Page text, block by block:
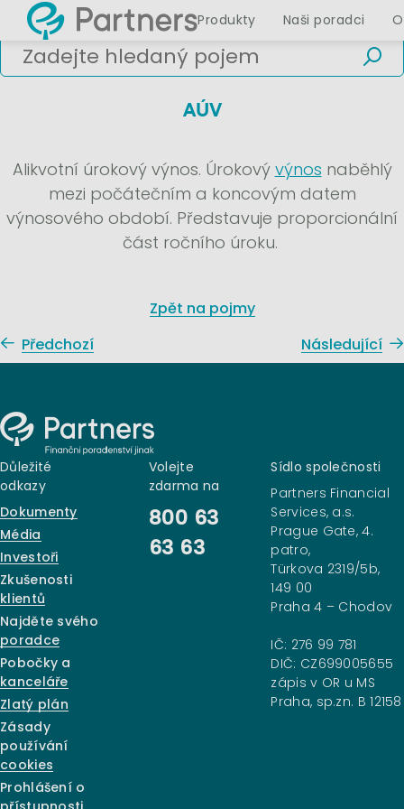
Produkty Naši poradci
AÚV
Alikvotní úrokový výnos. Úrokový výnos naběhlý
mezi počátečním a koncovým datem
výnosového období. Představuje proporcionální
část ročního úroku.
Zpět na pojmy
Předchozí
Následující
Důležité
odkazy
Dokumenty
Média
Investoři
Zkušenosti
klientů
Najděte svého
poradce
Pobočky a
kanceláře
Zlatý plán
Zásady
používání
cookies
Prohlášení o
Volejte
zdarma na
800 63
63 63
Sídlo společnosti
Partners Financial
Services, a.s.
Prague Gate, 4.
patro,
Türkova 2319/5b,
149 00
Praha 4 – Chodov
IČ: 276 99 781
DIČ: CZ699005655
zápis v OR u MS
Praha, sp.zn. B 12158